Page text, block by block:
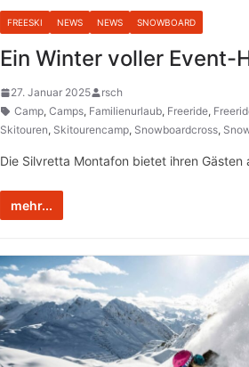
FREESKI NEWS NEWS SNOWBOARD
Ein Winter voller
27. Januar 2025
rsch
Camp, Camps, Familienurlaub, Freeride,
Skitouren, Skitourencamp, Snowboardcross,
Die Silvretta Montafon bietet ihren
mehr...